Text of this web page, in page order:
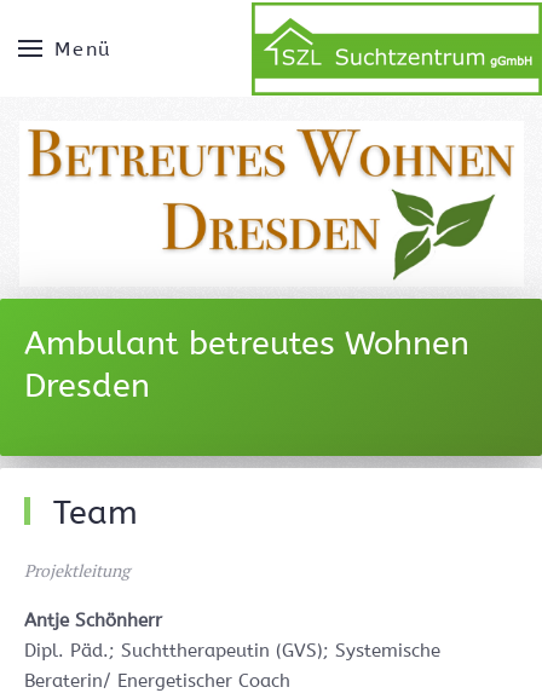
Menü
Ambulant betreutes Wohnen
Dresden
Team
Projektleitung
Antje Schönherr
Dipl. Päd.; Suchttherapeutin (GVS); Systemische
Beraterin/ Energetischer Coach